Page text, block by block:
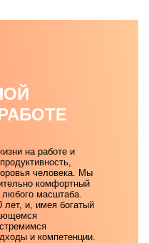
на работе и
человека. Мы
комфортный
масштаба.
и, имея богатый
и компетенции.